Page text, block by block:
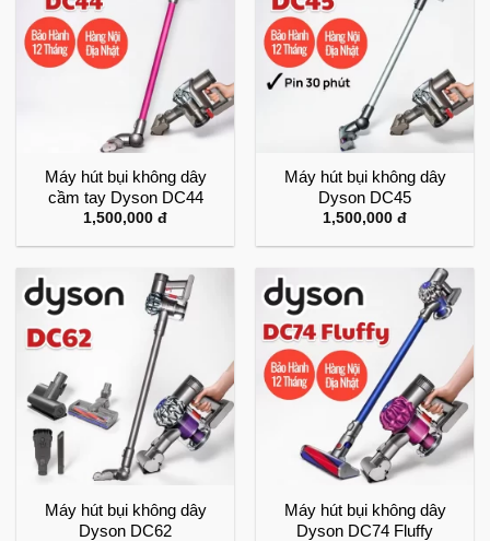
Máy hút bụi không dây
cầm tay Dyson DC44
1,500,000 đ
Máy hút bụi không dây
Dyson DC45
1,500,000 đ
Máy hút bụi không dây
Dyson DC62
Máy hút bụi không dây
Dyson DC74 Fluffy